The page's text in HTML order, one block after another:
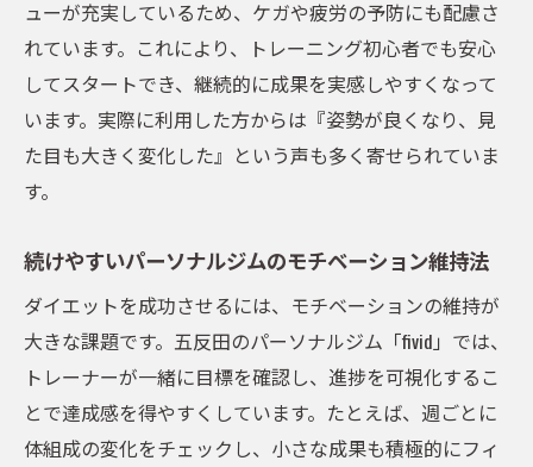
体験から見えたジム選びで重視すべき点
ューが充実しているため、ケガや疲労の予防にも配慮さ
れています。これにより、トレーニング初心者でも安心
してスタートでき、継続的に成果を実感しやすくなって
います。実際に利用した方からは『姿勢が良くなり、見
た目も大きく変化した』という声も多く寄せられていま
す。
続けやすいパーソナルジムのモチベーション維持法
ダイエットを成功させるには、モチベーションの維持が
大きな課題です。五反田のパーソナルジム「fivid」では、
トレーナーが一緒に目標を確認し、進捗を可視化するこ
とで達成感を得やすくしています。たとえば、週ごとに
体組成の変化をチェックし、小さな成果も積極的にフィ